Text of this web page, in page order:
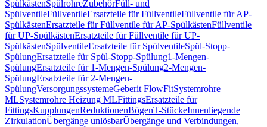
SpülkästenSpülrohreZubehörFüll- und
SpülventileFüllventileErsatzteile für FüllventileFüllventile für AP-
SpülkästenErsatzteile für Füllventile für AP-SpülkästenFüllventile
für UP-SpülkästenErsatzteile für Füllventile für UP-
SpülkästenSpülventileErsatzteile für SpülventileSpül-Stopp-
SpülungErsatzteile für Spül-Stopp-Spülung1-Mengen-
SpülungErsatzteile für 1-Mengen-Spülung2-Mengen-
SpülungErsatzteile für 2-Mengen-
SpülungVersorgungssystemeGeberit FlowFitSystemrohre
MLSystemrohre Heizung MLFittingsErsatzteile für
FittingsKupplungenReduktionenBögenT-StückeInnenliegende
ZirkulationÜbergänge unlösbarÜbergänge und Verbindungen,